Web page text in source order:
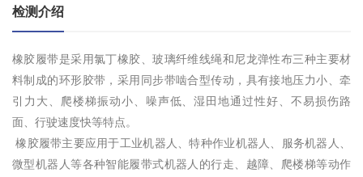
检测介绍
橡胶履带是采用氯丁橡胶、玻璃纤维线绳和尼龙弹性布三种主要材
料制成的环形胶带，采用同步带啮合型传动，具有接地压力小、牵
引力大、爬楼梯振动小、噪声低、湿田地通过性好、不易损伤路
面、行驶速度快等特点。
橡胶履带主要应用于工业机器人、特种作业机器人、服务机器人、
微型机器人等各种智能履带式机器人的行走、越障、爬楼梯等动作